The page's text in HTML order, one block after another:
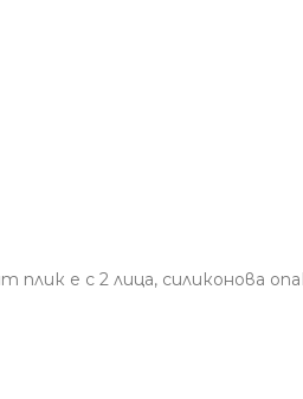
е с 2 лица, силиконова